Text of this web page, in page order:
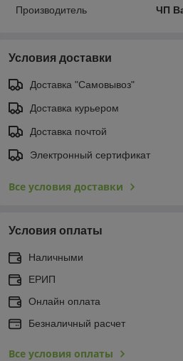
Производитель ЧП
Условия доставки
Доставка "Самовывоз"
Доставка курьером
Доставка почтой
Электронный сертификат
Все условия доставки
Условия оплаты
Наличными
ЕРИП
Онлайн оплата
Безналичный расчет
Все условия оплаты